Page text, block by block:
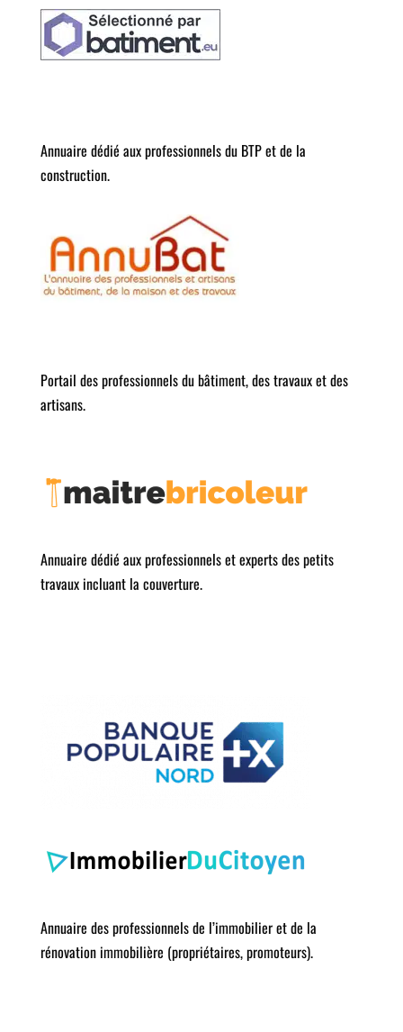
Annuaire dédié aux professionnels du BTP et de la
construction.
Portail des professionnels du bâtiment, des travaux et des
artisans.
Annuaire dédié aux professionnels et experts des petits
travaux incluant la couverture.
Annuaire des professionnels de l’immobilier et de la
rénovation immobilière (propriétaires, promoteurs).